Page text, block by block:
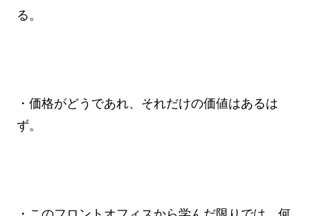
る。
・価格がどうであれ、それだけの価値はあるは
ず。